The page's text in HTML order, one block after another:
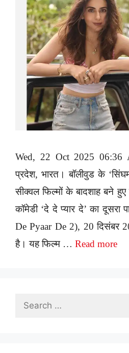
Wed, 22 Oct 2025 06:36
प्रदेश, भारत। बॉलीवुड के
सीक्वल फिल्मों के बादशाह बने
कॉमेडी ‘दे दे प्यार दे’ का दूसरा
De Pyaar De 2), 20 दिसंबर
है। यह फिल्म … Read more
Search